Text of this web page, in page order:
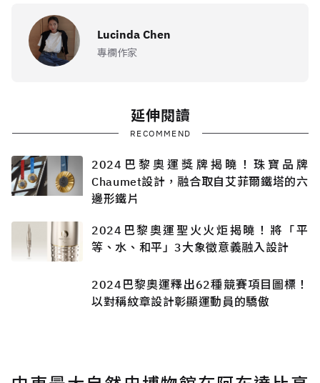
Lucinda Chen
專欄作家
延伸閱讀
RECOMMEND
2024巴黎奧運獎牌揭曉！珠寶品牌
Chaumet設計，融合取自艾菲爾鐵塔的六
邊形鐵片
2024巴黎奧運聖火火炬揭曉！將「平
等、水、和平」3大象徵意義融入設計
2024巴黎奧運釋出62種競賽項目圖標！
以對稱紋章設計彰顯運動員的驕傲